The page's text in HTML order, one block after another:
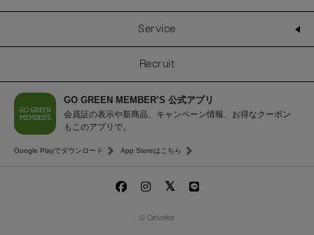
Service
Recruit
GO GREEN MEMBER’S 公式アプリ
会員証の表示や新商品、キャンペーン情報、お得なクーポン
もこのアプリで。
Google Playでダウンロード App Storeはこちら
© Celvoke